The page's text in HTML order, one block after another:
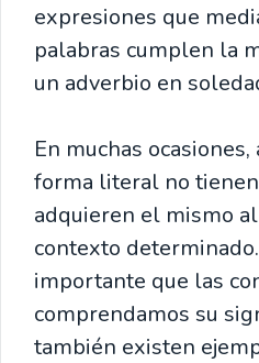
expresiones que
palabras cumplen la
un adverbio en
En muchas
forma literal no
adquieren el mismo
contexto
importante que las
comprendamos su
también existen